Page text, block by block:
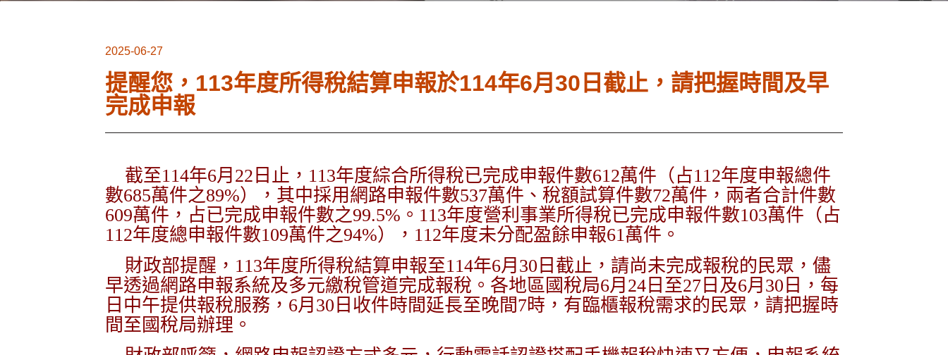
2025-06-27
提醒您，113年度所得稅結算申報於114年6月30日截止，請把握時間及早
完成申報
截至114年6月22日止，113年度綜合所得稅已完成申報件數612萬件（占112年度申報總件
數685萬件之89%），其中採用網路申報件數537萬件、稅額試算件數72萬件，兩者合計件數
609萬件，占已完成申報件數之99.5%。113年度營利事業所得稅已完成申報件數103萬件（占
112年度總申報件數109萬件之94%），112年度未分配盈餘申報61萬件。
財政部提醒，113年度所得稅結算申報至114年6月30日截止，請尚未完成報稅的民眾，儘
早透過網路申報系統及多元繳稅管道完成報稅。各地區國稅局6月24日至27日及6月30日，每
日中午提供報稅服務，6月30日收件時間延長至晚間7時，有臨櫃報稅需求的民眾，請把握時
間至國稅局辦理。